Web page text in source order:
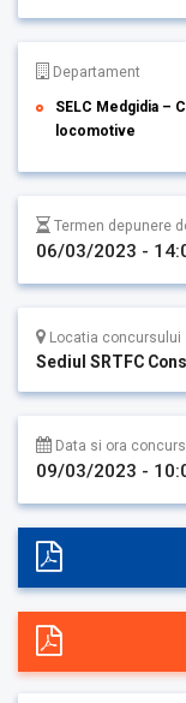
Departament
SELC Medgidia –
locomotive
Termen depunere
06/03/2023 -
Locatia concursului
Sediul SRTFC
Data si ora concurs
09/03/2023 -